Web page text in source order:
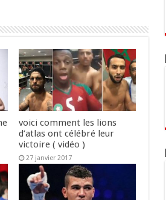
voici comment les lions
d’atlas ont célébré leur
victoire ( vidéo )
27 janvier 2017